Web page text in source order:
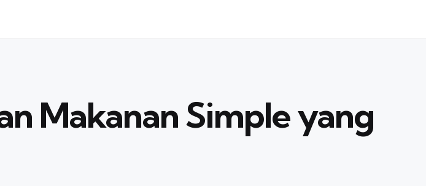
Makanan Simple yang